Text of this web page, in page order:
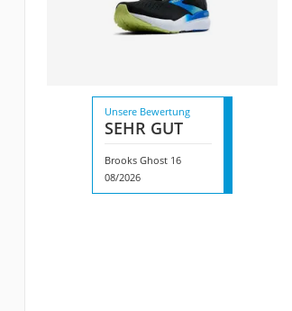
Unsere Bewertung
SEHR GUT
Brooks Ghost 16
08/2026